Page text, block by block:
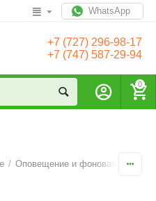
WhatsApp
+7 (727) 296-98-17
+7 (747) 587-29-94
0
/ Оповещение и фоновая музыка